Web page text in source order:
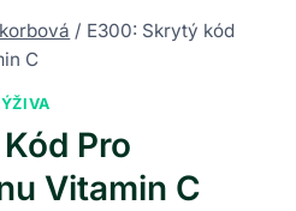
/ E300: Skrytý kód
C
Pro
Vitamin C